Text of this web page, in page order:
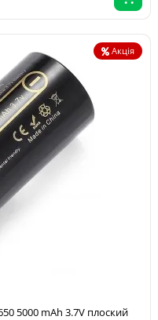
Акція
5000 mAh 3.7V плоский